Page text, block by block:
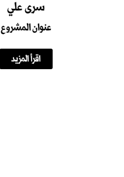
سرى علي
عنوان المشروع
اقرأ المزيد